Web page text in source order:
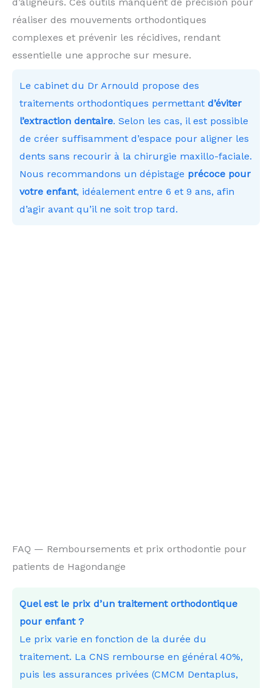
d’aligneurs. Ces outils manquent de précision pour
réaliser des mouvements orthodontiques
complexes et prévenir les récidives, rendant
essentielle une approche sur mesure.
Le cabinet du Dr Arnould propose des
traitements orthodontiques permettant d’éviter
l’extraction dentaire. Selon les cas, il est possible
de créer suffisamment d’espace pour aligner les
dents sans recourir à la chirurgie maxillo-faciale.
Nous recommandons un dépistage précoce pour
votre enfant, idéalement entre 6 et 9 ans, afin
d’agir avant qu’il ne soit trop tard.
FAQ — Remboursements et prix orthodontie pour
patients de Hagondange
Quel est le prix d’un traitement orthodontique
pour enfant ?
Le prix varie en fonction de la durée du
traitement. La CNS rembourse en général 40%,
puis les assurances privées (CMCM Dentaplus,